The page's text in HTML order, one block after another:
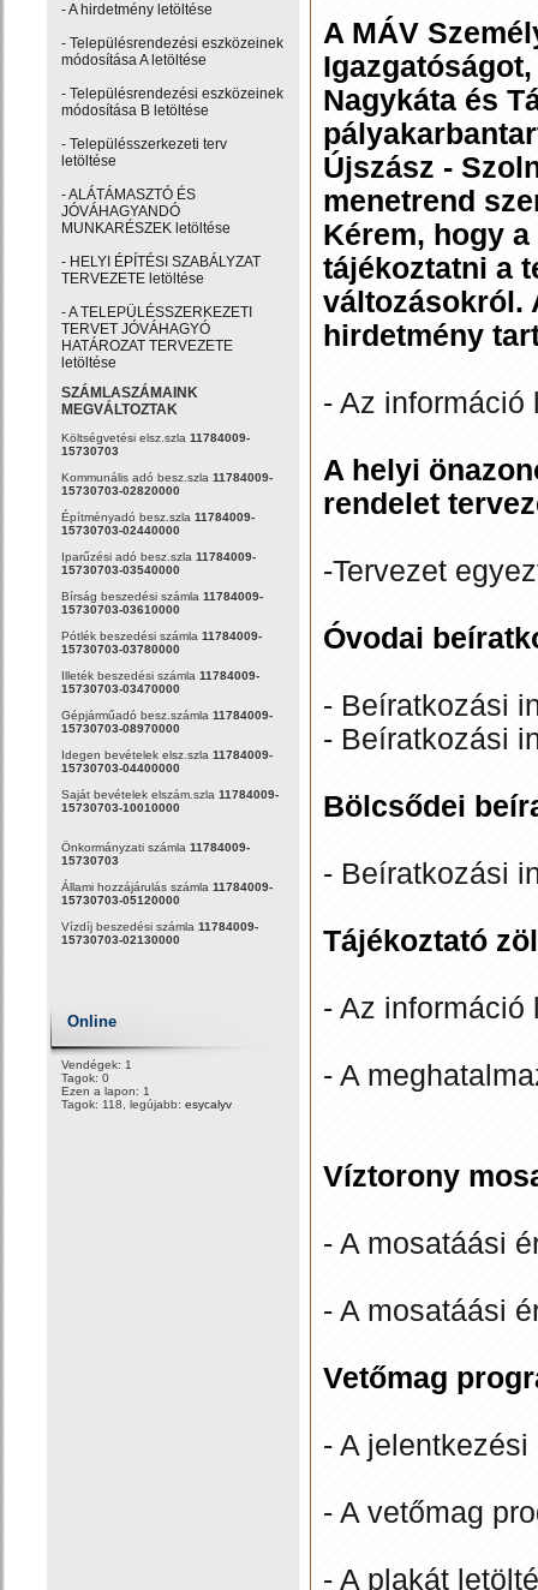
- A hirdetmény letöltése
- Településrendezési eszközeinek
módosítása A letöltése
- Településrendezési eszközeinek
módosítása B letöltése
- Településszerkezeti terv
letöltése
- ALÁTÁMASZTÓ ÉS
JÓVÁHAGYANDÓ
MUNKARÉSZEK letöltése
- HELYI ÉPÍTÉSI SZABÁLYZAT
TERVEZETE letöltése
- A TELEPÜLÉSSZERKEZETI
TERVET JÓVÁHAGYÓ
HATÁROZAT TERVEZETE
letöltése
SZÁMLASZÁMAINK
MEGVÁLTOZTAK
Költségvetési elsz.szla 11784009-
15730703
Kommunális adó besz.szla 11784009-
15730703-02820000
Építményadó besz.szla 11784009-
15730703-02440000
Iparűzési adó besz.szla 11784009-
15730703-03540000
Bírság beszedési számla 11784009-
15730703-03610000
Pótlék beszedési számla 11784009-
15730703-03780000
Illeték beszedési számla 11784009-
15730703-03470000
Gépjárműadó besz.számla 11784009-
15730703-08970000
Idegen bevételek elsz.szla 11784009-
15730703-04400000
Saját bevételek elszám.szla 11784009-
15730703-10010000
Önkormányzati számla 11784009-
15730703
Állami hozzájárulás számla 11784009-
15730703-05120000
Vízdíj beszedési számla 11784009-
15730703-02130000
Online
Vendégek: 1
Tagok: 0
Ezen a lapon: 1
Tagok: 118, legújabb: esycalyv
A MÁV
Nagykáta és
Újszász -
menetrend
Kérem, hogy
tájékoztatni a
változásokról.
hirdetmény
- Az információ
A helyi
rendelet
-Tervezet
Óvodai
- Beíratkozási
- Beíratkozási
Bölcsődei
- Beíratkozási
Tájékoztató
- Az információ
- A
Víztorony
- A mosatáási
- A mosatáási
Vetőmag
- A
- A vetőmag
- A plakát